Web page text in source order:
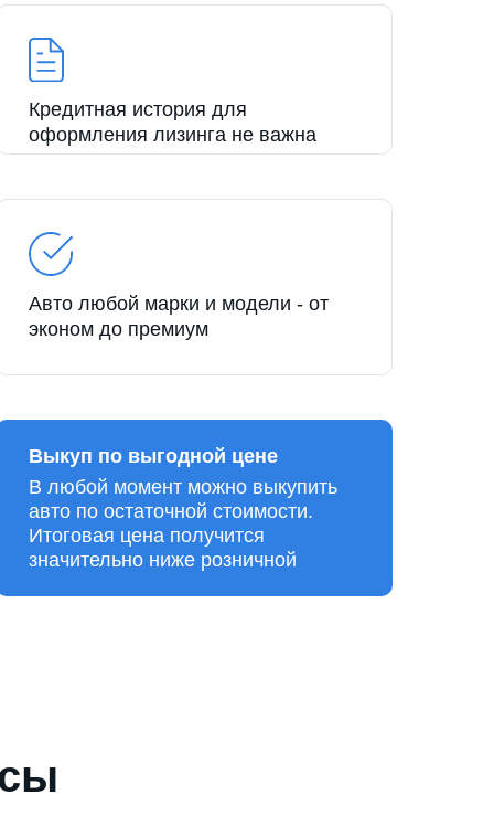
Кредитная история для
оформления лизинга не важна
Авто любой марки и модели - от
эконом до премиум
В любой момент можно выкупить
авто по остаточной стоимости.
Итоговая цена получится
значительно ниже розничной
Выкуп по выгодной цене